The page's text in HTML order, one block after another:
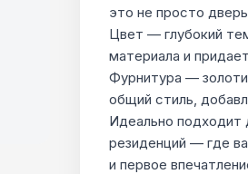
это не просто
Цвет — глубокий
материала и
Фурнитура —
общий стиль,
Идеально подходит
резиденций — где
и первое